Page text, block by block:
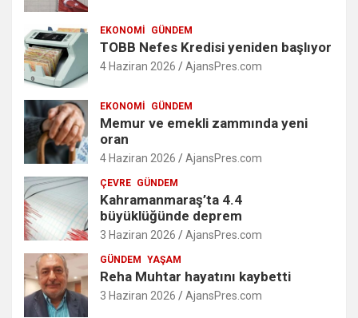
EKONOMI GÜNDEM
TOBB Nefes Kredisi yeniden başlıyor
4 Haziran 2026 AjansPres.com
EKONOMI GÜNDEM
Memur ve emekli zammında yeni
oran
4 Haziran 2026 AjansPres.com
ÇEVRE GÜNDEM
Kahramanmaraş’ta 4.4
büyüklüğünde deprem
3 Haziran 2026 AjansPres.com
GÜNDEM YAŞAM
Reha Muhtar hayatını kaybetti
3 Haziran 2026 AjansPres.com